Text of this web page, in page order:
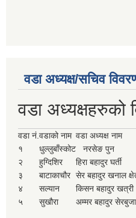
वडा अध्यक्ष/सचिव
वडा अध्यक्षहरुको
वडा नं.वडाको नाम वडा अध्यक्ष नाम
१
धुल्लुबाँस्कोट नरसेङ पुन
२
हुग्दिशिर हिरा बहादुर घर्ती
३
बाटाकाचौर सेर बहादुर खनाल
४
सल्यान किसन बहादुर खत्री
५
सुखौरा अम्मर बहादुर सेरबुजा